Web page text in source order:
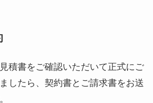
積書をご確認いただいて正式にご
したら、契約書とご請求書をお送